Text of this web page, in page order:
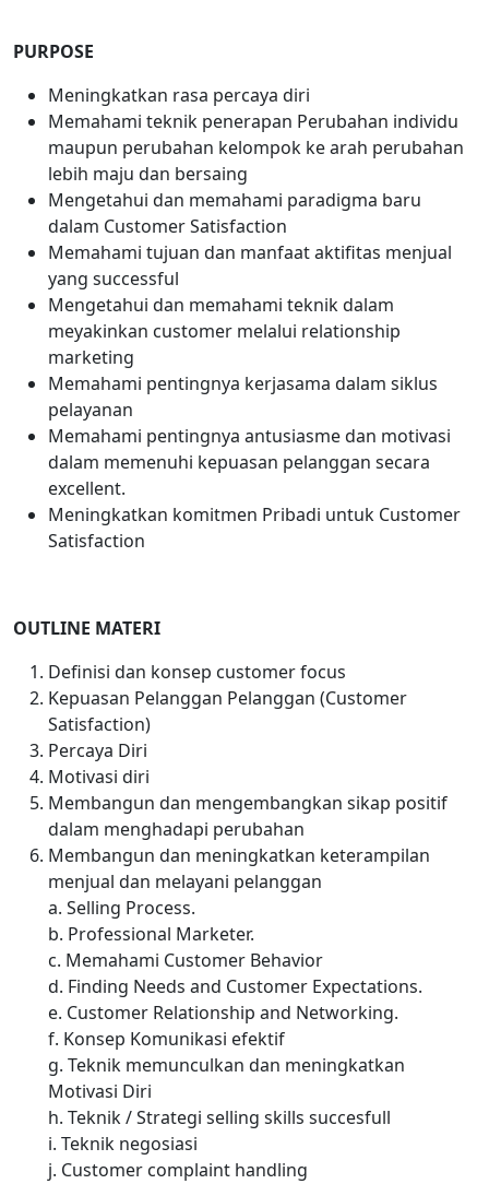
PURPOSE
Meningkatkan rasa percaya diri
Memahami teknik penerapan Perubahan individu
maupun perubahan kelompok ke arah perubahan
lebih maju dan bersaing
Mengetahui dan memahami paradigma baru
dalam Customer Satisfaction
Memahami tujuan dan manfaat aktifitas menjual
yang successful
Mengetahui dan memahami teknik dalam
meyakinkan customer melalui relationship
marketing
Memahami pentingnya kerjasama dalam siklus
pelayanan
Memahami pentingnya antusiasme dan motivasi
dalam memenuhi kepuasan pelanggan secara
excellent.
Meningkatkan komitmen Pribadi untuk Customer
Satisfaction
OUTLINE MATERI
Definisi dan konsep customer focus
Kepuasan Pelanggan Pelanggan (Customer
Satisfaction)
Percaya Diri
Motivasi diri
Membangun dan mengembangkan sikap positif
dalam menghadapi perubahan
Membangun dan meningkatkan keterampilan
menjual dan melayani pelanggan
a. Selling Process.
b. Professional Marketer.
c. Memahami Customer Behavior
d. Finding Needs and Customer Expectations.
e. Customer Relationship and Networking.
f. Konsep Komunikasi efektif
g. Teknik memunculkan dan meningkatkan
Motivasi Diri
h. Teknik / Strategi selling skills succesfull
i. Teknik negosiasi
j. Customer complaint handling